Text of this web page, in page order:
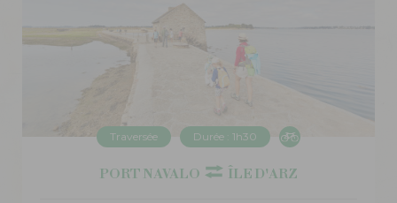
traversée entre Conleau et Barrarac'h avec le Petit
- Barrarac'h - Port Anna - Séné - gare maritime
10 km
Traversée Durée : 1h30
PORT NAVALO ÎLE D'ARZ